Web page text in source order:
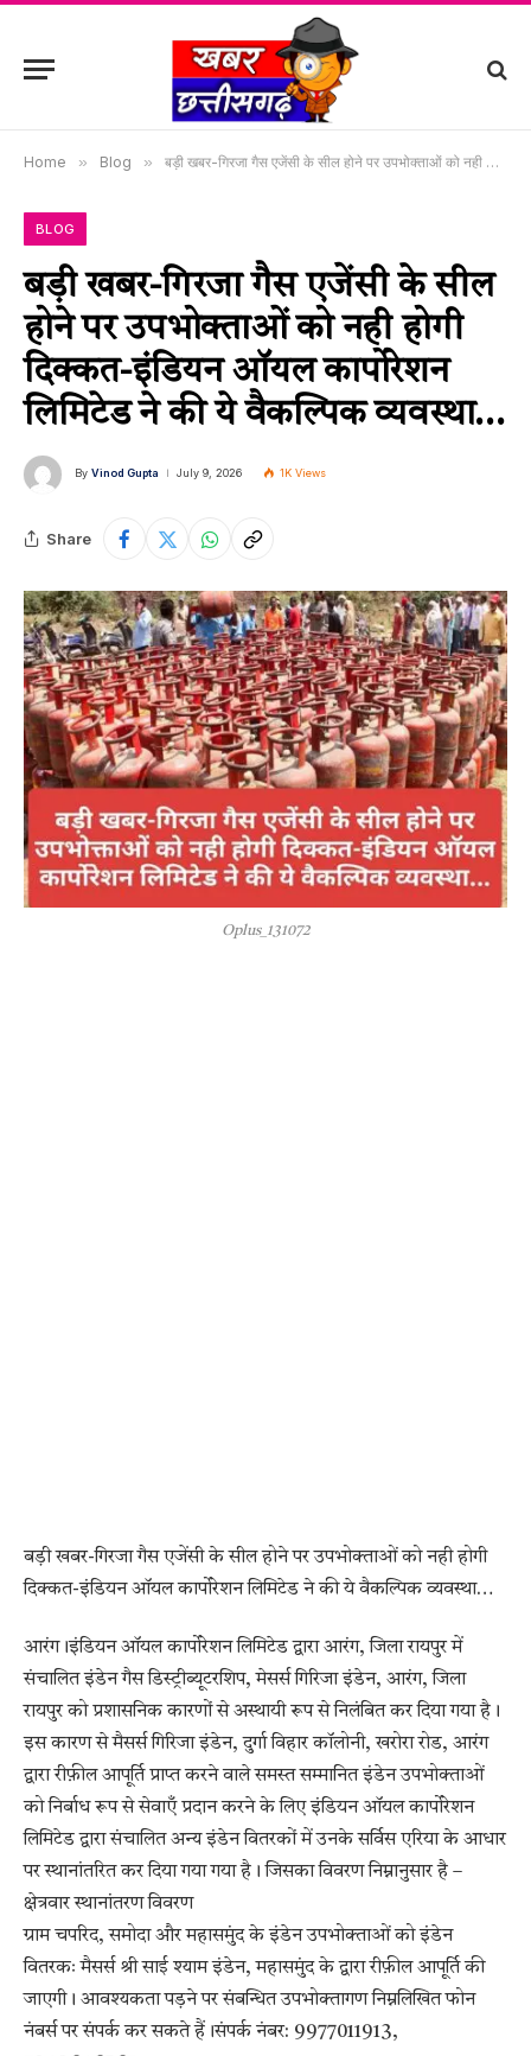
Home » Blog » बड़ी खबर-गिरजा गैस एजेंसी के सील होने पर उपभोक्ताओं को नही होगी दिक्कत-इंडियन ऑयल कार्पोरेशन लिमिटेड ने की ये वैकल्पिक व्यवस्था…
BLOG
बड़ी खबर-गिरजा गैस एजेंसी के सील
होने पर उपभोक्ताओं को नही होगी
दिक्कत-इंडियन ऑयल कार्पोरेशन
लिमिटेड ने की ये वैकल्पिक व्यवस्था…
By Vinod Gupta July 9, 2026 1K Views
Share
Oplus_131072
बड़ी खबर-गिरजा गैस एजेंसी के सील होने पर उपभोक्ताओं को नही होगी
दिक्कत-इंडियन ऑयल कार्पोरेशन लिमिटेड ने की ये वैकल्पिक व्यवस्था…
आरंग।इंडियन ऑयल कार्पोरेशन लिमिटेड द्वारा आरंग, जिला रायपुर में
संचालित इंडेन गैस डिस्ट्रीब्यूटरशिप, मेसर्स गिरिजा इंडेन, आरंग, जिला
रायपुर को प्रशासनिक कारणों से अस्थायी रूप से निलंबित कर दिया गया है।
इस कारण से मैसर्स गिरिजा इंडेन, दुर्गा विहार कॉलोनी, खरोरा रोड, आरंग
द्वारा रीफ़ील आपूर्ति प्राप्त करने वाले समस्त सम्मानित इंडेन उपभोक्ताओं
को निर्बाध रूप से सेवाएँ प्रदान करने के लिए इंडियन ऑयल कार्पोरेशन
लिमिटेड द्वारा संचालित अन्य इंडेन वितरकों में उनके सर्विस एरिया के आधार
पर स्थानांतरित कर दिया गया गया है। जिसका विवरण निम्नानुसार है –
क्षेत्रवार स्थानांतरण विवरण
ग्राम चपरिद, समोदा और महासमुंद के इंडेन उपभोक्ताओं को इंडेन
वितरकः मैसर्स श्री साई श्याम इंडेन, महासमुंद के द्वारा रीफ़ील आपूर्ति की
जाएगी। आवश्यकता पड़ने पर संबन्धित उपभोक्तागण निम्नलिखित फोन
नंबर्स पर संपर्क कर सकते हैं।संपर्क नंबर: 9977011913,